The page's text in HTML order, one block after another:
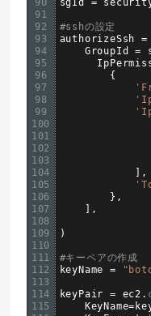
90
91
92
93
94
95
96
97
98
99
100
101
102
103
104
105
106
107
108
109
110
111
112
113
114
115
sgId =
#sshの設定
authorizeSsh
=
GroupId
=
{
] ,
} ,
] ,
)
#キーペアの作成
keyName
=
keyPair = ec2 .
KeyName=